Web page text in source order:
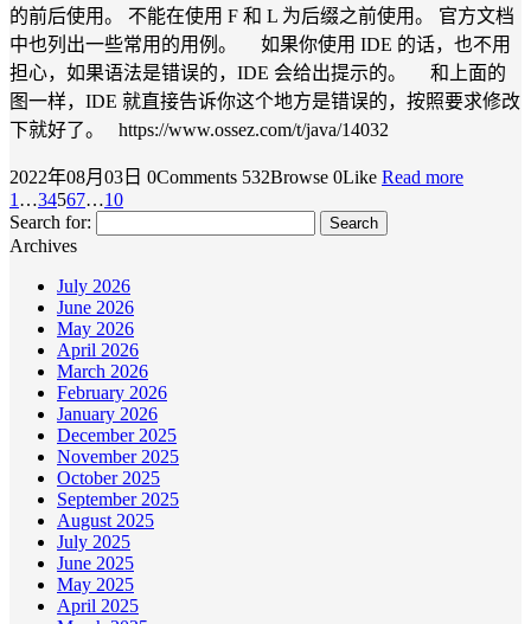
的前后使用。 不能在使用 F 和 L 为后缀之前使用。 官方文档
中也列出一些常用的用例。 如果你使用 IDE 的话，也不用
担心，如果语法是错误的，IDE 会给出提示的。 和上面的
图一样，IDE 就直接告诉你这个地方是错误的，按照要求修改
下就好了。 https://www.ossez.com/t/java/14032
2022年08月03日 0Comments 532Browse 0Like Read more
1 …34567…10
Search for:
Archives
July 2026
June 2026
May 2026
April 2026
March 2026
February 2026
January 2026
December 2025
November 2025
October 2025
September 2025
August 2025
July 2025
June 2025
May 2025
April 2025